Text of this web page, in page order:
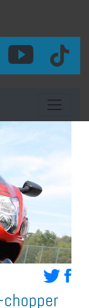
Toggle
chopper